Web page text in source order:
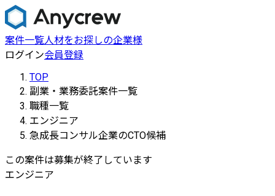
案件一覧人材をお探しの企業様
ログイン会員登録
TOP
副業・業務委託案件一覧
職種一覧
エンジニア
急成長コンサル企業のCTO候補
この案件は募集が終了しています
エンジニア